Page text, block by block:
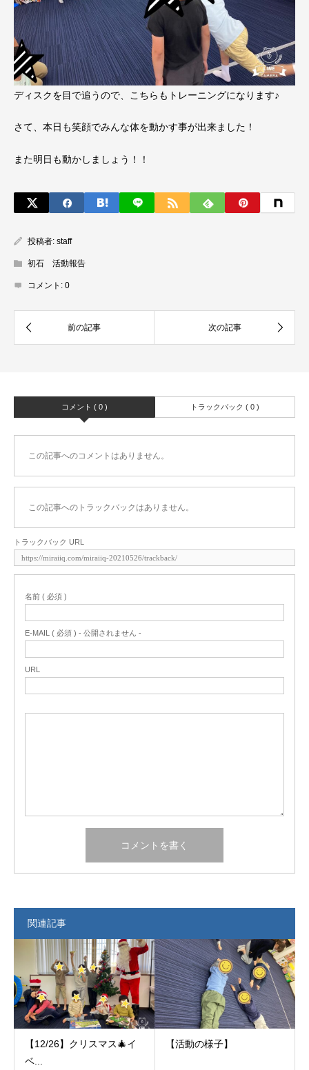
ディスクを目で追うので、こちらもトレーニングになります♪
さて、本日も笑顔でみんな体を動かす事が出来ました！
また明日も動かしましょう！！
投稿者: staff
初石 活動報告
コメント: 0
コメント ( 0 ) トラックバック ( 0 )
この記事へのコメントはありません。
この記事へのトラックバックはありません。
トラックバック URL
名前 ( 必須 )
E-MAIL ( 必須 ) - 公開されません -
URL
関連記事
【12/26】クリスマス🎄イ
ベ...
【活動の様子】